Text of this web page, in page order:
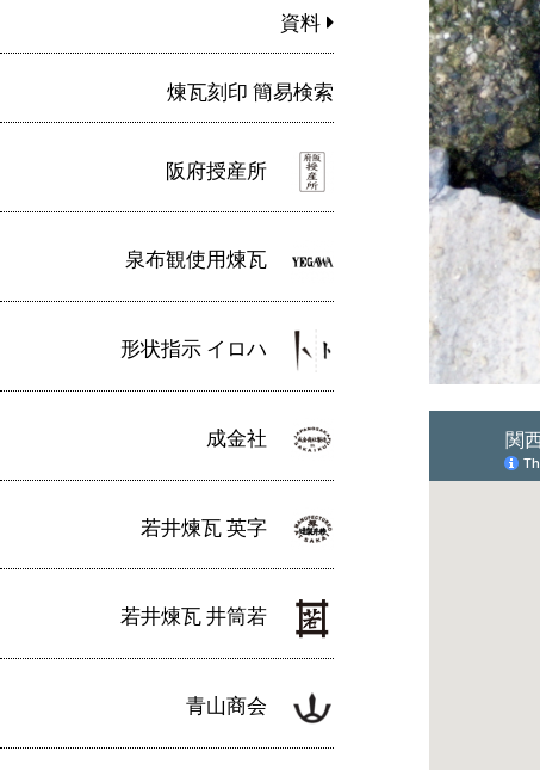
資料
煉瓦刻印 簡易検索
阪府授産所
泉布観使用煉瓦
形状指示 イロハ
成金社
若井煉瓦 英字
若井煉瓦 井筒若
青山商会